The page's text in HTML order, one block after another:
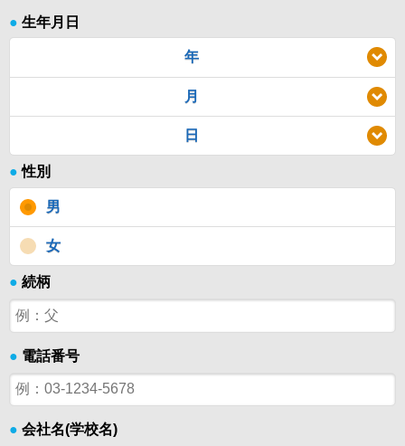
● 生年月日
年
月
日
● 性別
男
女
● 続柄
● 電話番号
● 会社名(学校名)